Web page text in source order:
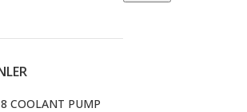
COOLANT PUMP